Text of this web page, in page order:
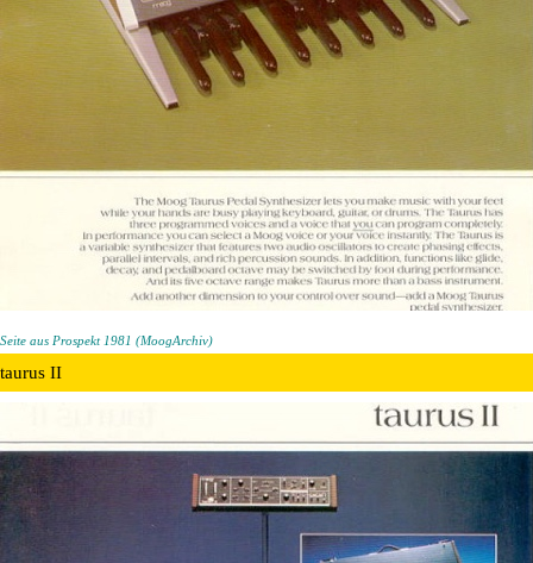
Seite aus Prospekt 1981 (MoogArchiv)
taurus II